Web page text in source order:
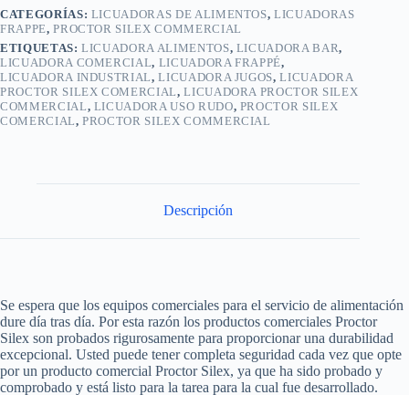
CATEGORÍAS: LICUADORAS DE ALIMENTOS,LICUADORAS
FRAPPE,PROCTOR SILEX COMMERCIAL
ETIQUETAS:LICUADORA ALIMENTOS, LICUADORA BAR,
LICUADORA COMERCIAL, LICUADORA FRAPPÉ,
LICUADORA INDUSTRIAL,LICUADORA JUGOS,LICUADORA
PROCTOR SILEX COMERCIAL,LICUADORA PROCTOR SILEX
COMMERCIAL, LICUADORA USO RUDO, PROCTOR SILEX
COMERCIAL,PROCTOR SILEX COMMERCIAL
Descripción
Se espera que los equipos comerciales para el servicio de alimentación
dure día tras día. Por esta razón los productos comerciales Proctor
Silex son probados rigurosamente para proporcionar una durabilidad
excepcional. Usted puede tener completa seguridad cada vez que opte
por un producto comercial Proctor Silex, ya que ha sido probado y
comprobado y está listo para la tarea para la cual fue desarrollado.